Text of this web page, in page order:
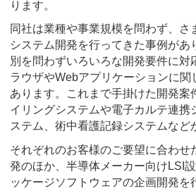
ります。
同社は業種や事業規模を問わず、さ
システム開発を行ってきた事例があ
別を問わずいろいろな開発要件に対
ラウザやWebアプリケーションに関
あります。これまで手掛けた開発案
イリングシステムや電子カルテ連携
ステム、術中看護記録システムなど
それぞれのお客様のご要望に合わせ
発のほか、半導体メーカー向けLSI
ッケージソフトウェアの企画開発を